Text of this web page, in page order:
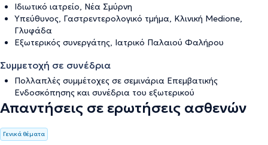
Ιδιωτικό ιατρείο, Νέα Σμύρνη
Υπεύθυνος, Γαστρεντερολογικό τμήμα, Κλινική Medione,
Γλυφάδα
Εξωτερικός συνεργάτης, Ιατρικό Παλαιού Φαλήρου
Συμμετοχή σε συνέδρια
Πολλαπλές συμμέτοχες σε σεμινάρια Επεμβατικής
Ενδοσκόπησης και συνέδρια του εξωτερικού
Απαντήσεις σε ερωτήσεις ασθενών
Γενικά θέματα